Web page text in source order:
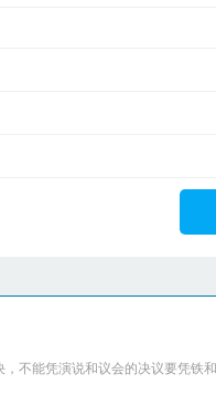
不能凭演说和议会的决议要凭铁